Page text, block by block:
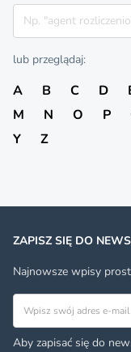
Szukaj
lub przeglądaj:
A B C D
M
N O P
Y
Z
ZAPISZ SIĘ DO
Najnowsze wpisy
Aby zapisać się do